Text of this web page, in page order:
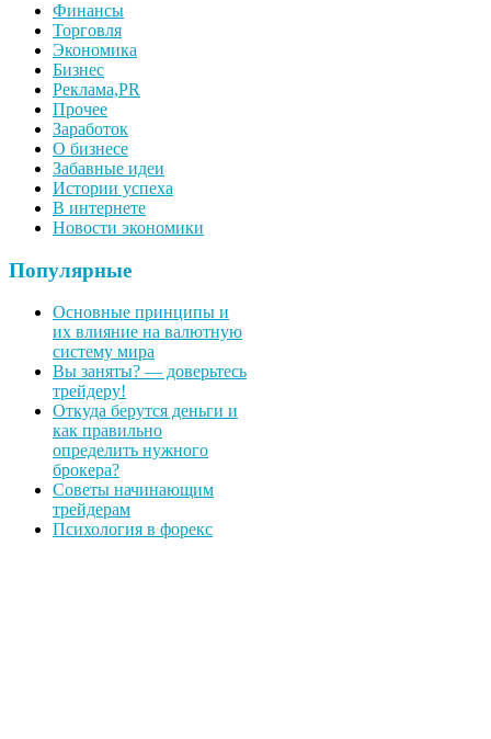
Финансы
Торговля
Экономика
Бизнес
Реклама,PR
Прочее
Заработок
О бизнесе
Забавные идеи
Истории успеха
В интернете
Новости экономики
Популярные
Основные принципы и
их влияние на валютную
систему мира
Вы заняты? — доверьтесь
трейдеру!
Откуда берутся деньги и
как правильно
определить нужного
брокера?
Советы начинающим
трейдерам
Психология в форекс